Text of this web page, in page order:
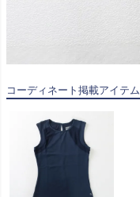
コーディネート掲載アイテム